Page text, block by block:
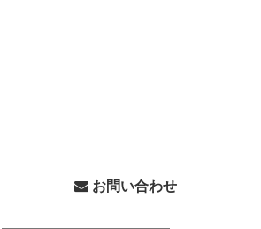
お問い合わせ